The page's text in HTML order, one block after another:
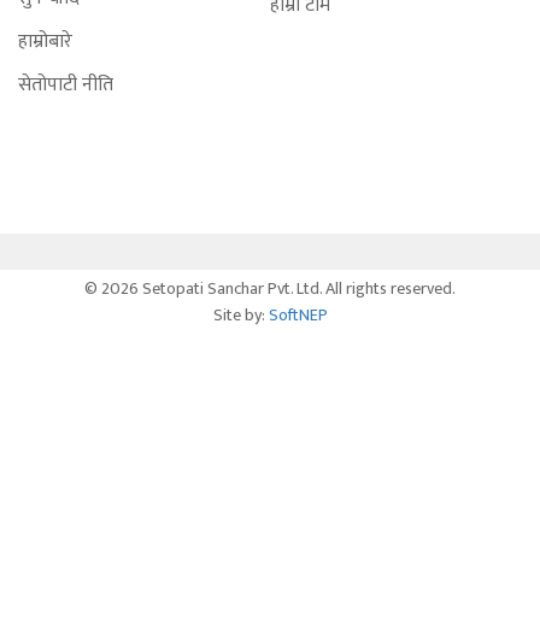
हाम्रोबारे
सेतोपाटी नीति
© 2026 Setopati Sanchar Pvt. Ltd. All rights reserved.
Site by:SoftNEP